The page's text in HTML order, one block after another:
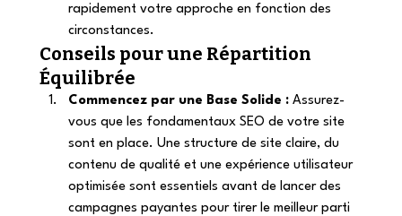
rapidement votre approche en fonction des
circonstances.
Conseils pour une Répartition
Équilibrée
Commencez par une Base Solide : Assurez-
vous que les fondamentaux SEO de votre site
sont en place. Une structure de site claire, du
contenu de qualité et une expérience utilisateur
optimisée sont essentiels avant de lancer des
campagnes payantes pour tirer le meilleur parti